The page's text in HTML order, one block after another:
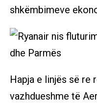
shkëmbimeve
Hapja e linjës së re
vazhdueshme të